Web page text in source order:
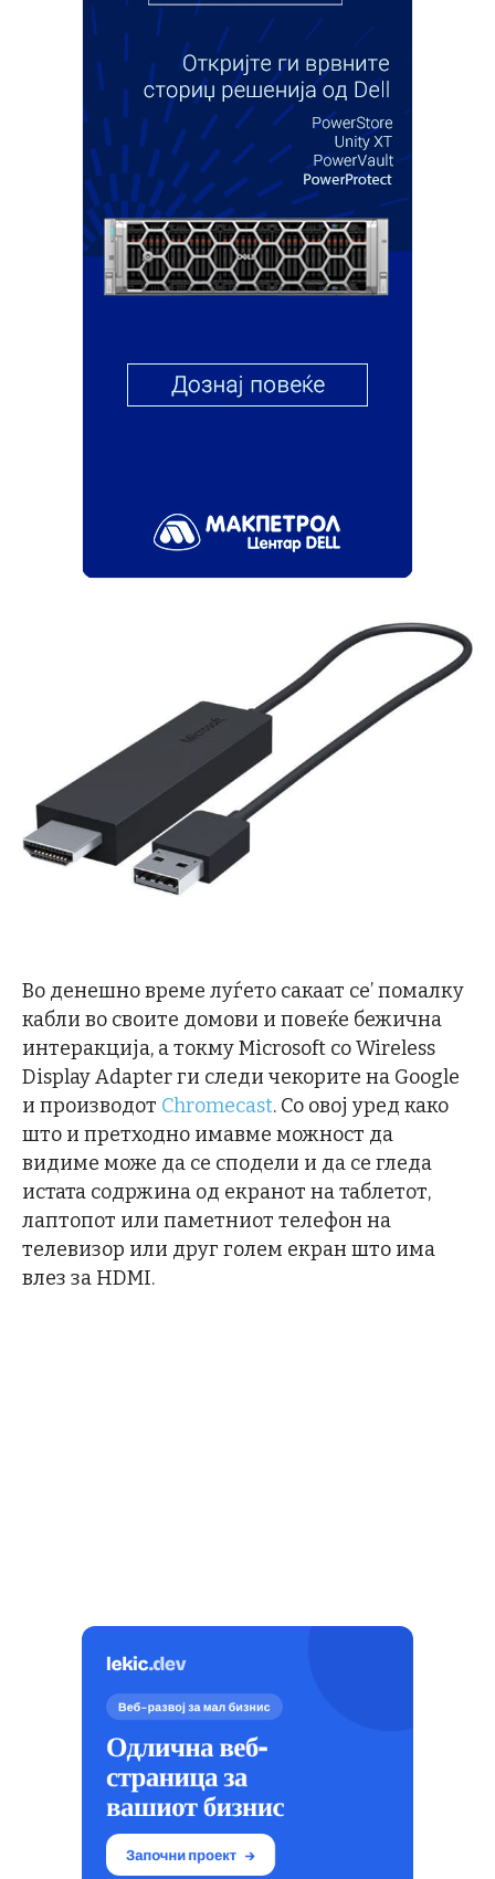
Во денешно време луѓето сакаат се’ помалку
кабли во своите домови и повеќе бежична
интеракција, а токму Microsoft со Wireless
Display Adapter ги следи чекорите на Google
и производот Chromecast. Со овој уред како
што и претходно имавме можност да
видиме може да се сподели и да се гледа
истата содржина од екранот на таблетот,
лаптопот или паметниот телефон на
телевизор или друг голем екран што има
влез за HDMI.